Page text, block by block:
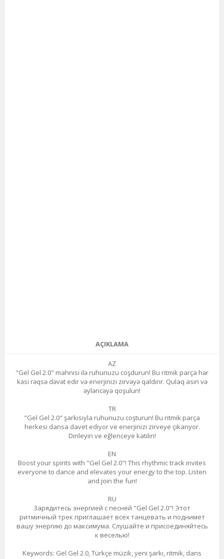
AÇIKLAMA
AZ
"Gel Gel 2.0" mahnısı ilə ruhunuzu coşdurun! Bu ritmik parça hər
kəsi rəqsə dəvət edir və enerjinizi zirvəyə qaldırır. Qulaq asın və
əyləncəyə qoşulun!
TR
"Gel Gel 2.0" şarkısıyla ruhunuzu coşturun! Bu ritmik parça
herkesi dansa davet ediyor ve enerjinizi zirveye çıkarıyor.
Dinleyin ve eğlenceye katılın!
EN
Boost your spirits with "Gel Gel 2.0"! This rhythmic track invites
everyone to dance and elevates your energy to the top. Listen
and join the fun!
RU
Зарядитесь энергией с песней "Gel Gel 2.0"! Этот
ритмичный трек приглашает всех танцевать и поднимет
вашу энергию до максимума. Слушайте и присоединяйтесь
к веселью!
Keywords: Gel Gel 2.0, Türkçe müzik, yeni şarkı, ritmik, dans